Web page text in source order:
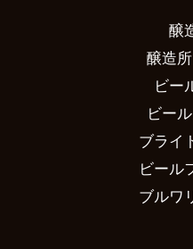
醸
醸造
ビー
ビー
ブライ
ビール
ブルワ